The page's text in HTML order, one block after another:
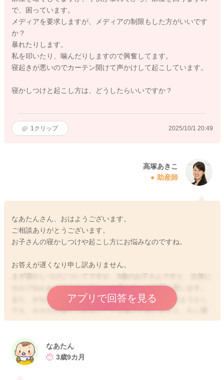
で、困っています。
メディアを要求しますが、メディアの制限もした方がいいです
か？
暴れたりします。
私を叩いたり、噛んだりしますので興奮してます。
寝起きが悪いのでカーテン開けて声かけして起こしています。
寝かしつけと起こし方は、どうしたらいいですか？
1 クリップ 2025/10/1 20:49
高塚あきこ
助産師
なあたんさん、おはようございます。
ご相談ありがとうございます。
お子さんの寝かしつけや起こし方にお悩みなのですね。
お答えが遅くなり申し訳ありません。
まず寝かしつけについてですが、3歳のお子さんですと、次第に
セルフねんねができるお子さんも増えてくる時期と思います。
また、かなり体力がついてきますので、無理に寝かせようとし
ても、なかなか寝てくれないことも多いと思いますよ。もし環
境を整えてもなかなか寝てくれない時には、暗い環境にいても
と思います。メディアの刺激は、お子さんの睡眠の質を低下さ
せますので、特に就寝前にテレビや動画などを見せてしまう
アプリで回答を見る
なあたん
3歳9カ月